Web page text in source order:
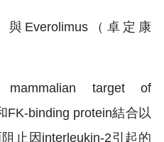
與Everolimus（卓定康
target of
FK-binding protein結合以
止因interleukin-2引起的